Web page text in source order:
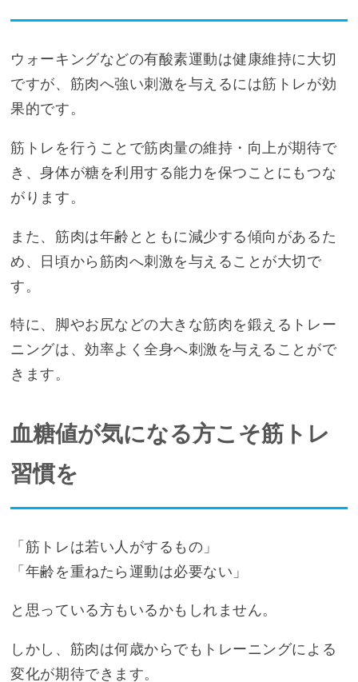
ウォーキングなどの有酸素運動は健康維持に大切
ですが、筋肉へ強い刺激を与えるには筋トレが効
果的です。
筋トレを行うことで筋肉量の維持・向上が期待で
き、身体が糖を利用する能力を保つことにもつな
がります。
また、筋肉は年齢とともに減少する傾向があるた
め、日頃から筋肉へ刺激を与えることが大切で
す。
特に、脚やお尻などの大きな筋肉を鍛えるトレー
ニングは、効率よく全身へ刺激を与えることがで
きます。
血糖値が気になる方こそ筋トレ
習慣を
「筋トレは若い人がするもの」
「年齢を重ねたら運動は必要ない」
と思っている方もいるかもしれません。
しかし、筋肉は何歳からでもトレーニングによる
変化が期待できます。